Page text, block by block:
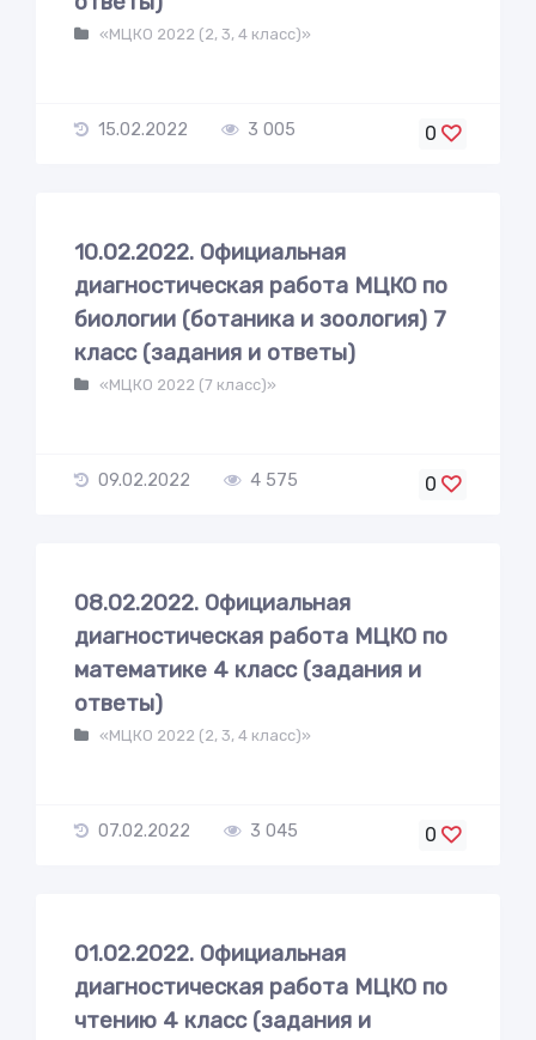
«МЦКО 2022 (2, 3, 4 класс)»
15.02.2022 3 005 0
10.02.2022. Официальная
диагностическая работа МЦКО по
биологии (ботаника и зоология) 7
класс (задания и ответы)
«МЦКО 2022 (7 класс)»
09.02.2022 4 575 0
08.02.2022. Официальная
диагностическая работа МЦКО по
математике 4 класс (задания и
ответы)
«МЦКО 2022 (2, 3, 4 класс)»
07.02.2022 3 045 0
01.02.2022. Официальная
диагностическая работа МЦКО по
чтению 4 класс (задания и